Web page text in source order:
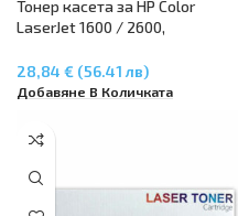
Тонер касета за HP Color
LaserJet 1600 / 2600,
28,84 € (56.41 лв)
Добавяне В Количката